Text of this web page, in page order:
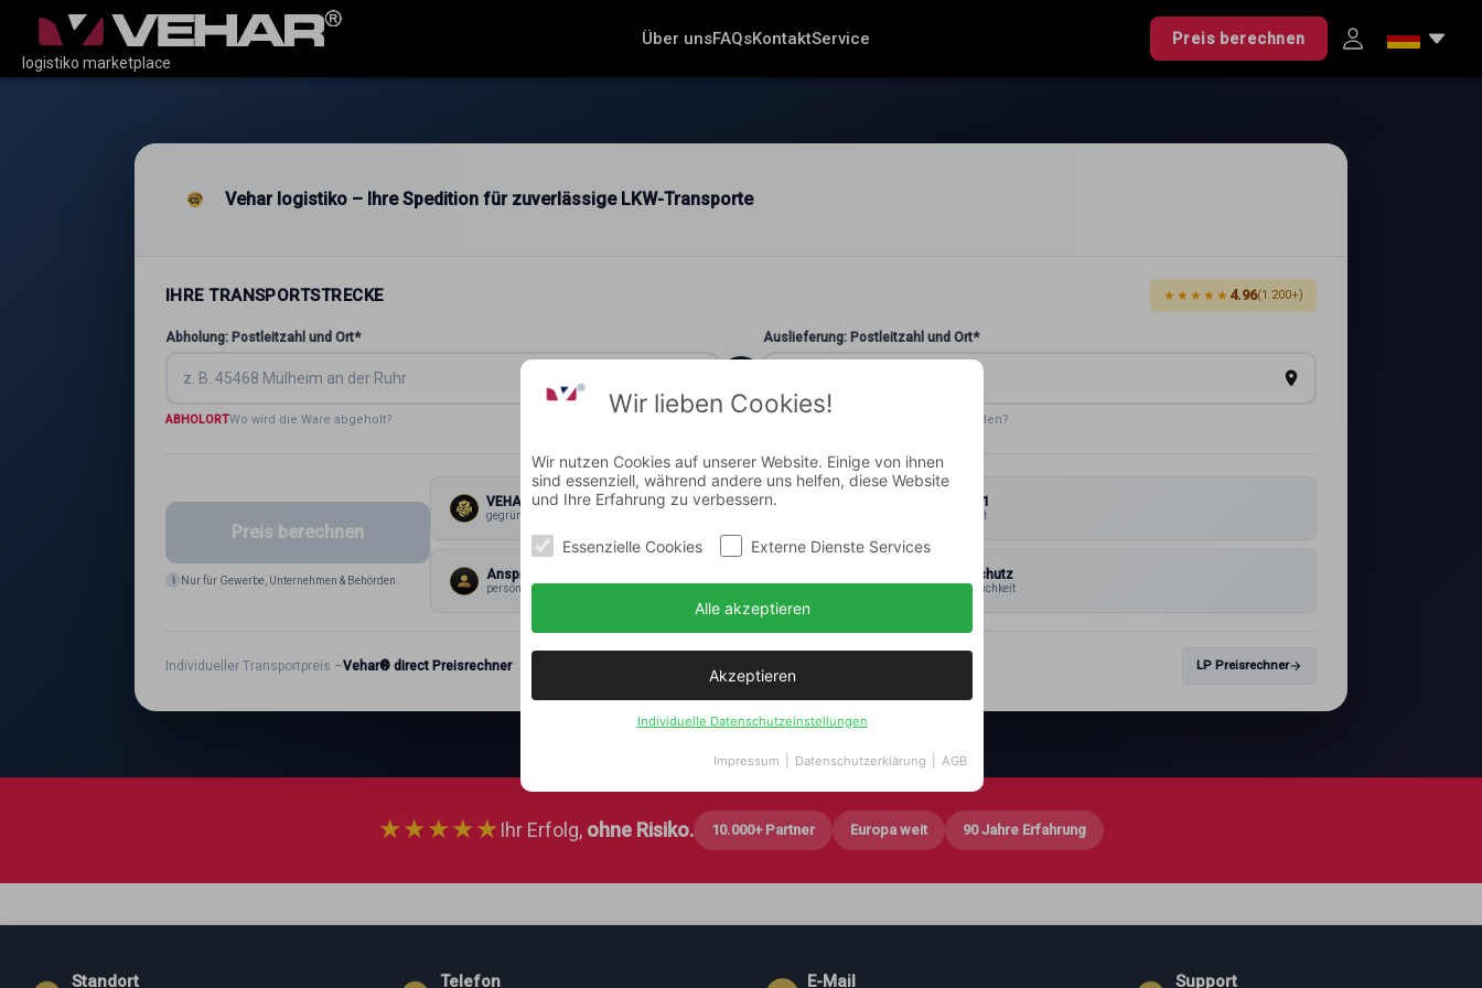
logistiko marketplace
Über unsFAQsKontaktService Preis berechnen
Vehar logistiko – Ihre Spedition für zuverlässige LKW-Transporte
IHRE TRANSPORTSTRECKE ★★★★★ 4.96(1.200+)
Abholung: Postleitzahl und Ort*
ABHOLORTWo wird die Ware abgeholt?
Auslieferung: Postleitzahl und Ort*
Wohin soll geliefert werden?
Preis berechnen
i Nur für Gewerbe, Unternehmen & Behörden.
VEHAR®
gegründet 1933
ISO 9001
zertifiziert
Ansprechpartner
persönlich
Datenschutz
& Vertraulichkeit
Individueller Transportpreis –Vehar® direct Preisrechner LP Preisrechner
★★★★★Ihr Erfolg, ohne Risiko. 10.000+ Partner Europa weit 90 Jahre Erfahrung
Standort Telefon E-Mail Support
Wir lieben Cookies!
Wir nutzen Cookies auf unserer Website. Einige von ihnen
sind essenziell, während andere uns helfen, diese Website
und Ihre Erfahrung zu verbessern.
Essenzielle Cookies Externe Dienste Services
Alle akzeptieren
Akzeptieren
Individuelle Datenschutzeinstellungen
Impressum Datenschutzerklärung AGB